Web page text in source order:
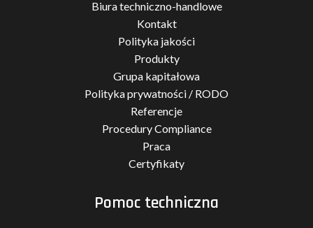
Biura techniczno-handlowe
Kontakt
Polityka jakości
Produkty
Grupa kapitałowa
Polityka prywatności / RODO
Referencje
Procedury Compliance
Praca
Certyfikaty
Pomoc techniczna